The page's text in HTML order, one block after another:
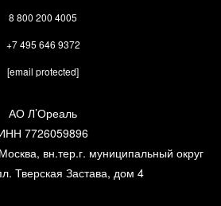
8 800 200 4005
+7 495 646 9372
[email protected]
АО Л’Ореаль
7726059896
вн.тер.г. муниципальный округ
Тверская Застава, дом 4